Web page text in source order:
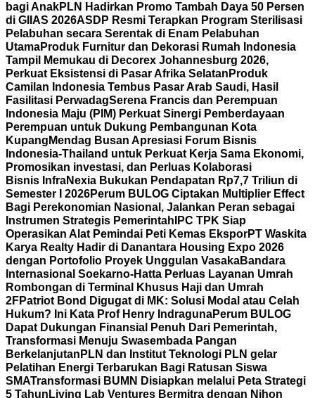
bagi AnakPLN Hadirkan Promo Tambah Daya 50 Persen
di GIIAS 2026ASDP Resmi Terapkan Program Sterilisasi
Pelabuhan secara Serentak di Enam Pelabuhan
UtamaProduk Furnitur dan Dekorasi Rumah Indonesia
Tampil Memukau di Decorex Johannesburg 2026,
Perkuat Eksistensi di Pasar Afrika Selatan Produk
Camilan Indonesia Tembus Pasar Arab Saudi, Hasil
Fasilitasi PerwadagSerena Francis dan Perempuan
Indonesia Maju (PIM) Perkuat Sinergi Pemberdayaan
Perempuan untuk Dukung Pembangunan Kota
Kupang Mendag Busan Apresiasi Forum Bisnis
Indonesia-Thailand untuk Perkuat Kerja Sama Ekonomi,
Promosikan investasi, dan Perluas Kolaborasi
Bisnis InfraNexia Bukukan Pendapatan Rp7,7 Triliun di
Semester I 2026Perum BULOG Ciptakan Multiplier Effect
Bagi Perekonomian Nasional, Jalankan Peran sebagai
Instrumen Strategis Pemerintah IPC TPK Siap
Operasikan Alat Pemindai Peti Kemas EksporPT Waskita
Karya Realty Hadir di Danantara Housing Expo 2026
dengan Portofolio Proyek Unggulan VasakaBandara
Internasional Soekarno-Hatta Perluas Layanan Umrah
Rombongan di Terminal Khusus Haji dan Umrah
2FPatriot Bond Digugat di MK: Solusi Modal atau Celah
Hukum? Ini Kata Prof Henry IndragunaPerum BULOG
Dapat Dukungan Finansial Penuh Dari Pemerintah,
Transformasi Menuju Swasembada Pangan
Berkelanjutan PLN dan Institut Teknologi PLN gelar
Pelatihan Energi Terbarukan Bagi Ratusan Siswa
SMATransformasi BUMN Disiapkan melalui Peta Strategi
5 Tahun Living Lab Ventures Bermitra dengan Nihon